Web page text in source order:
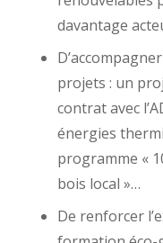
davantage
projets : un
contrat avec
énergies
programme «
bois local »…
De renforcer